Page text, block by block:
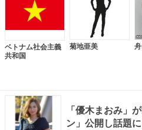
ベトナム社会主義
共和国
菊地亜美
「優木まおみ」
ン」公開し話題